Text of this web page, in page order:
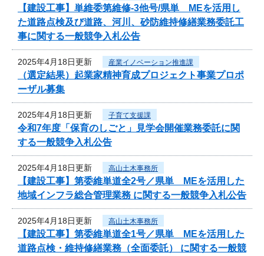
【建設工事】単維委第維修‐3他号/県単 MEを活用し
た道路点検及び道路、河川、砂防維持修繕業務委託工
事に関する一般競争入札公告
2025年4月18日更新 産業イノベーション推進課
（選定結果）起業家精神育成プロジェクト事業プロポ
ーザル募集
2025年4月18日更新 子育て支援課
令和7年度「保育のしごと」見学会開催業務委託に関
する一般競争入札公告
2025年4月18日更新 高山土木事務所
【建設工事】第委維単道全2号／県単 MEを活用した
地域インフラ総合管理業務 に関する一般競争入札公告
2025年4月18日更新 高山土木事務所
【建設工事】第委維単道全1号／県単 MEを活用した
道路点検・維持修繕業務（全面委託） に関する一般競